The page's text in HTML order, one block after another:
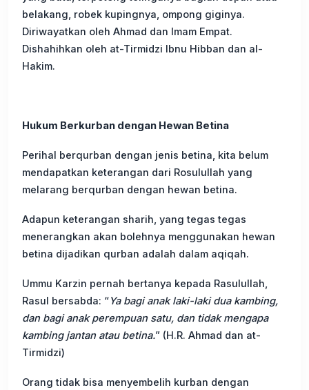
belakang, robek kupingnya, ompong giginya.
Diriwayatkan oleh Ahmad dan Imam Empat.
Dishahihkan oleh at-Tirmidzi Ibnu Hibban dan al-
Hakim.
Hukum Berkurban dengan Hewan Betina
Perihal berqurban dengan jenis betina, kita belum
mendapatkan keterangan dari Rosulullah yang
melarang berqurban dengan hewan betina.
Adapun keterangan sharih, yang tegas tegas
menerangkan akan bolehnya menggunakan hewan
betina dijadikan qurban adalah dalam aqiqah.
Ummu Karzin pernah bertanya kepada Rasulullah,
Rasul bersabda: “Ya bagi anak laki-laki dua kambing,
dan bagi anak perempuan satu, dan tidak mengapa
kambing jantan atau betina.” (H.R. Ahmad dan at-
Tirmidzi)
Orang tidak bisa menyembelih kurban dengan